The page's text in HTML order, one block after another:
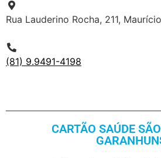
Rua Lauderino Rocha, 211,
(81) 9.9491-4198
CARTÃO SAÚDE